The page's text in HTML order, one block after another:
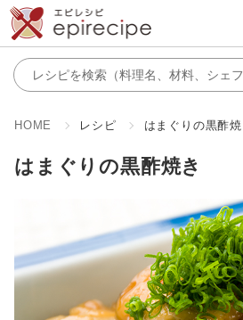
HOME レシピ はまぐりの黒酢焼
はまぐりの黒酢焼き